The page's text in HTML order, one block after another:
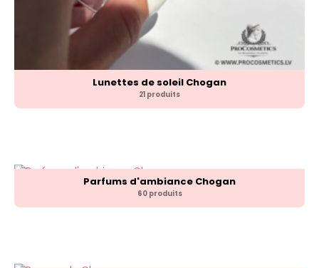
Lunettes de soleil Chogan
21 produits
Parfums d'ambiance Chogan
60 produits